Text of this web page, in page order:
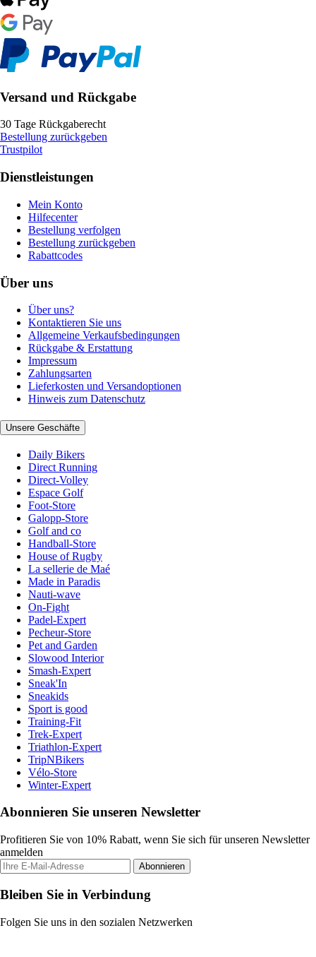
Versand und Rückgabe
30 Tage Rückgaberecht
Bestellung zurückgeben
Trustpilot
Dienstleistungen
Mein Konto
Hilfecenter
Bestellung verfolgen
Bestellung zurückgeben
Rabattcodes
Über uns
Über uns?
Kontaktieren Sie uns
Allgemeine Verkaufsbedingungen
Rückgabe & Erstattung
Impressum
Zahlungsarten
Lieferkosten und Versandoptionen
Hinweis zum Datenschutz
Unsere Geschäfte
Daily Bikers
Direct Running
Direct-Volley
Espace Golf
Foot-Store
Galopp-Store
Golf and co
Handball-Store
House of Rugby
La sellerie de Maé
Made in Paradis
Nauti-wave
On-Fight
Padel-Expert
Pecheur-Store
Pet and Garden
Slowood Interior
Smash-Expert
Sneak'In
Sneakids
Sport is good
Training-Fit
Trek-Expert
Triathlon-Expert
TripNBikers
Vélo-Store
Winter-Expert
Abonnieren Sie unseren Newsletter
Profitieren Sie von 10% Rabatt, wenn Sie sich für unseren Newsletter
anmelden
Abonnieren
Bleiben Sie in Verbindung
Folgen Sie uns in den sozialen Netzwerken